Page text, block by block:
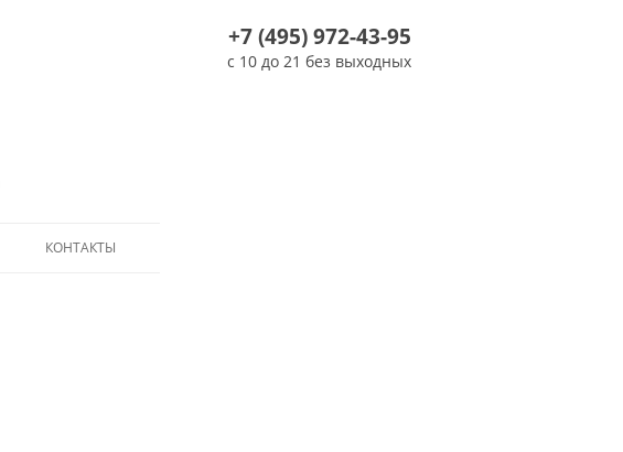
+7 (495) 972-43-95
с 10 до 21 без выходных
КОНТАКТЫ